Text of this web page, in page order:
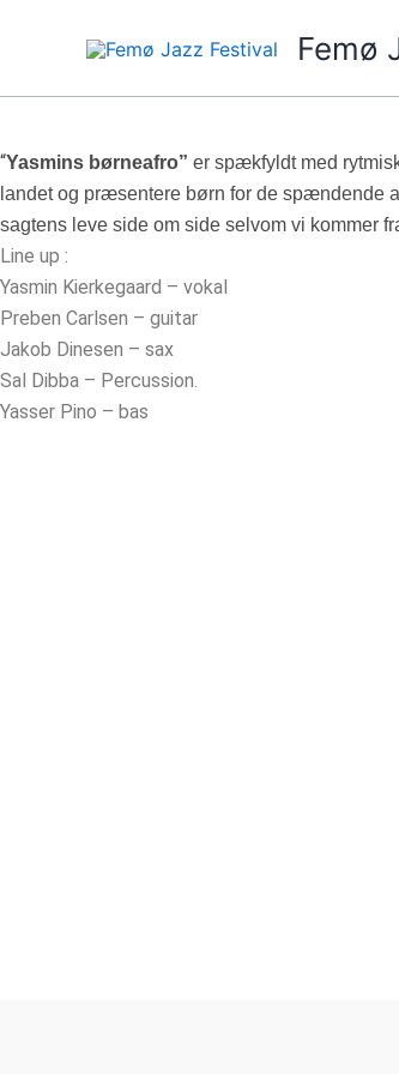
Femø
“Yasmins børneafro” er spækfyldt med
landet og præsentere børn for de spændende
sagtens leve side om side selvom vi kommer
Line up :
Yasmin Kierkegaard – vokal
Preben Carlsen – guitar
Jakob Dinesen – sax
Sal Dibba – Percussion.
Yasser Pino – bas